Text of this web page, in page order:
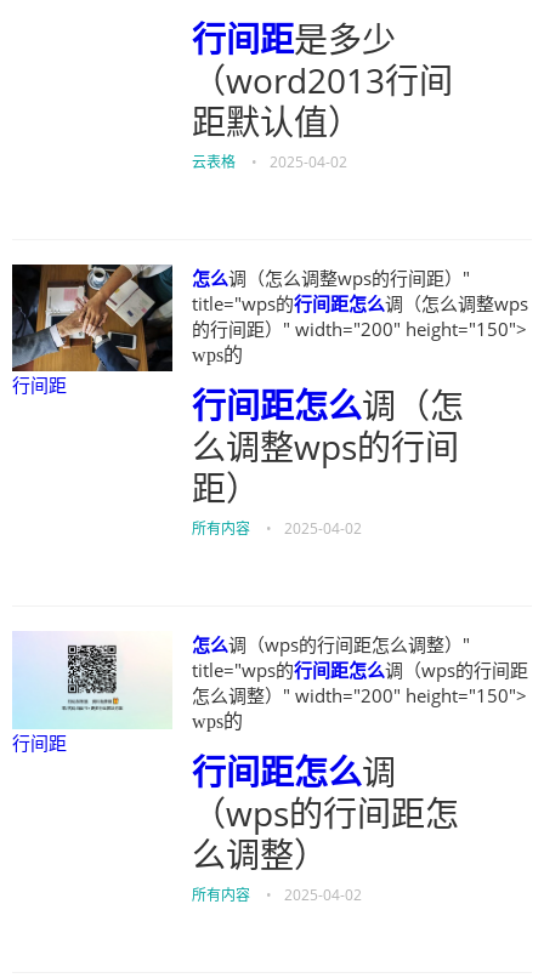
行间距是多少
（word2013行间
距默认值）
云表格 • 2025-04-02
行间距
怎么调（怎么调整wps的行间距）"
title="wps的行间距怎么调（怎么调整wps
的行间距）" width="200" height="150">
wps的
行间距怎么调（怎
么调整wps的行间
距）
所有内容 • 2025-04-02
行间距
怎么调（wps的行间距怎么调整）"
title="wps的行间距怎么调（wps的行间距
怎么调整）" width="200" height="150">
wps的
行间距怎么调
（wps的行间距怎
么调整）
所有内容 • 2025-04-02